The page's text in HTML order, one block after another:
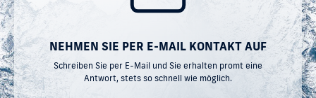
NEHMEN SIE PER E-MAIL KONTAKT AUF
Schreiben Sie per E-Mail und Sie erhalten promt eine
Antwort, stets so schnell wie möglich.